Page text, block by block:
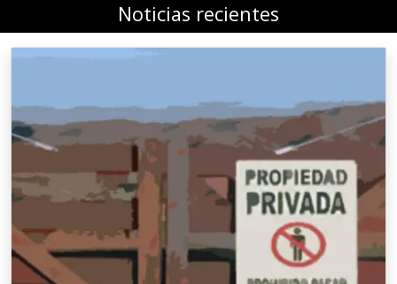
Noticias recientes